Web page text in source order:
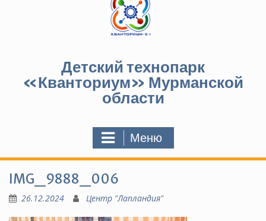
Детский технопарк
«Кванториум» Мурманской
области
Меню
IMG_9888_006
26.12.2024 Центр "Лапландия"